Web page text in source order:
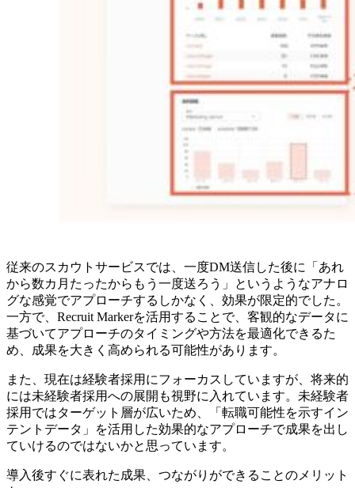
従来のスカウトサービスでは、一度DM送信した後に「あれ
から数カ月たったからもう一度送ろう」というようなアナロ
グな感覚でアプローチするしかなく、効果が限定的でした。
一方で、Recruit Markerを活用することで、客観的なデータに
基づいてアプローチのタイミングや方法を最適化できるた
め、成果を大きく高められる可能性があります。
また、現在は経験者採用にフォーカスしていますが、将来的
には未経験者採用への展開も視野に入れています。未経験者
採用ではターゲット層が広いため、「転職可能性を示すイン
テントデータ」を活用した効果的なアプローチで成果を出し
ていけるのではないかと思っています。
導入後すぐに表れた成果、つながりができることのメリット